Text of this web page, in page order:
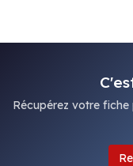
Récupérez votre